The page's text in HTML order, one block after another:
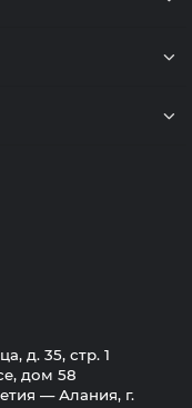
д. 35, стр. 1
дом 58
— Алания, г.